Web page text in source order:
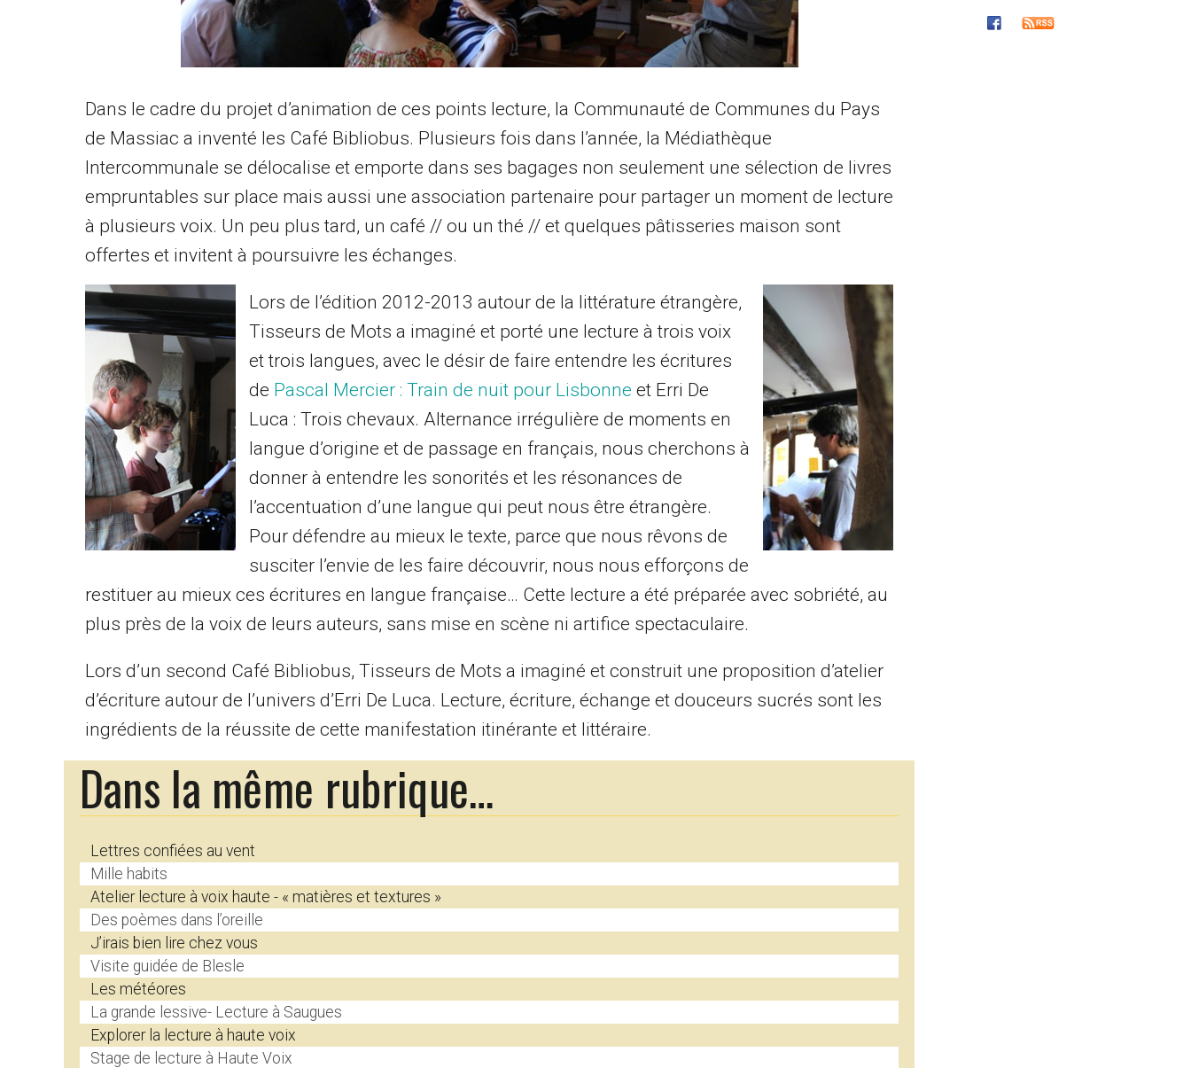
Dans le cadre du projet d’animation de ces points lecture, la Communauté de Communes du Pays
de Massiac a inventé les Café Bibliobus. Plusieurs fois dans l’année, la Médiathèque
Intercommunale se délocalise et emporte dans ses bagages non seulement une sélection de livres
empruntables sur place mais aussi une association partenaire pour partager un moment de lecture
à plusieurs voix. Un peu plus tard, un café // ou un thé // et quelques pâtisseries maison sont
offertes et invitent à poursuivre les échanges.
Lors de l’édition 2012-2013 autour de la littérature étrangère,
Tisseurs de Mots a imaginé et porté une lecture à trois voix
et trois langues, avec le désir de faire entendre les écritures
de Pascal Mercier : Train de nuit pour Lisbonne et Erri De
Luca : Trois chevaux. Alternance irrégulière de moments en
langue d’origine et de passage en français, nous cherchons à
donner à entendre les sonorités et les résonances de
l’accentuation d’une langue qui peut nous être étrangère.
Pour défendre au mieux le texte, parce que nous rêvons de
susciter l’envie de les faire découvrir, nous nous efforçons de
restituer au mieux ces écritures en langue française… Cette lecture a été préparée avec sobriété, au
plus près de la voix de leurs auteurs, sans mise en scène ni artifice spectaculaire.
Lors d’un second Café Bibliobus, Tisseurs de Mots a imaginé et construit une proposition d’atelier
d’écriture autour de l’univers d’Erri De Luca. Lecture, écriture, échange et douceurs sucrés sont les
ingrédients de la réussite de cette manifestation itinérante et littéraire.
Dans la même rubrique…
Lettres confiées au vent
Mille habits
Atelier lecture à voix haute - « matières et textures »
Des poèmes dans l’oreille
J’irais bien lire chez vous
Visite guidée de Blesle
Les météores
La grande lessive- Lecture à Saugues
Explorer la lecture à haute voix
Stage de lecture à Haute Voix